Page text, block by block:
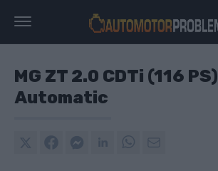
MG ZT 2.0 CDTi (116 PS)
Automatic